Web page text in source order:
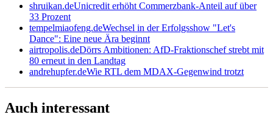
shruikan.deUnicredit erhöht Commerzbank-Anteil auf über
33 Prozent
tempelmiaofeng.deWechsel in der Erfolgsshow "Let's
Dance": Eine neue Ära beginnt
airtropolis.deDörrs Ambitionen: AfD-Fraktionschef strebt mit
80 erneut in den Landtag
andrehupfer.deWie RTL dem MDAX-Gegenwind trotzt
Auch interessant